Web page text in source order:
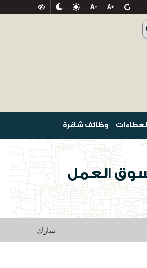
العطاءات وظائف شاغرة
شارك